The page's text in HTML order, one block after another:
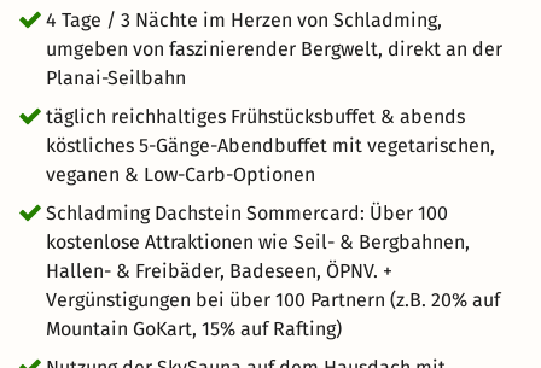
14.05. - 01.11.2026 gültig Jeden Urlaubstag unvergessliche
Attraktionen erleben - ohne dafür einen Cent zu
bezahlen! Mit über 100 kostenlosen Urlaubserlebnissen
und über 100 Bonusleistungen zählt die Schladming-
Dachstein Sommercard zu den größten Inklusivkarten im
Alpenraum.
4 Tage / 3 Nächte im Herzen von Schladming,
umgeben von faszinierender Bergwelt, direkt an der
Planai-Seilbahn
täglich reichhaltiges Frühstücksbuffet & abends
köstliches 5-Gänge-Abendbuffet mit vegetarischen,
veganen & Low-Carb-Optionen
Schladming Dachstein Sommercard: Über 100
kostenlose Attraktionen wie Seil- & Bergbahnen,
Hallen- & Freibäder, Badeseen, ÖPNV. +
Vergünstigungen bei über 100 Partnern (z.B. 20% auf
Mountain GoKart, 15% auf Rafting)